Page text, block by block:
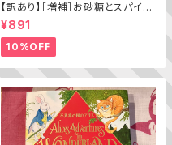
【訳あり】［増補］お砂糖とスパイス
と爆発的な何か ——不真面目な
批評家によるフェミニスト批評入門
¥891
10%OFF